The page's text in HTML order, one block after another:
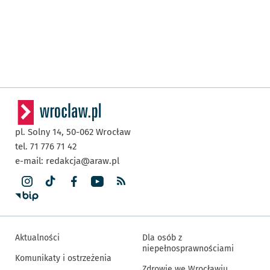
pl. Solny 14, 50-062 Wrocław
tel. 71 776 71 42
e-mail: redakcja@araw.pl
Aktualności
Komunikaty i ostrzeżenia
Dla osób z
niepełnosprawnościami